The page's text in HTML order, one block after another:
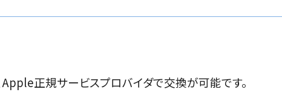
正規サービスプロバイダで交換が可能です。